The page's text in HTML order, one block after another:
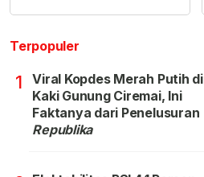
Terpopuler
1
Viral Kopdes Merah Putih di
Kaki Gunung Ciremai, Ini
Faktanya dari Penelusuran
Republika